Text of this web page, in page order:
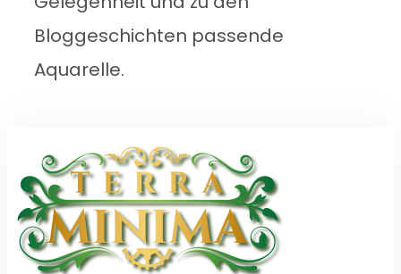
Bloggeschichten passende
Aquarelle.